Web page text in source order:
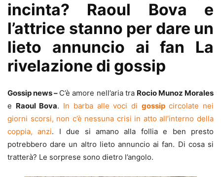
incinta? Raoul Bova e
l’attrice stanno per dare un
lieto annuncio ai fan La
rivelazione di gossip
Gossip news– C’è amore nell’aria tra Rocio Munoz Morales
e Raoul Bova. In barba alle voci di gossipcircolate nei
giorni scorsi, non c’è nessuna crisi in atto all’interno della
coppia, anzi. I due si amano alla follia e ben presto
potrebbero dare un altro lieto annuncio ai fan. Di cosa si
tratterà? Le sorprese sono dietro l’angolo.